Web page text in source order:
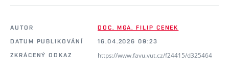
AUTOR
DOC. MGA. FILIP CENEK
DATUM PUBLIKOVÁNÍ
16.04.2026 09:23
ZKRÁCENÝ ODKAZ
https://www.favu.vut.cz/f24415/d325464